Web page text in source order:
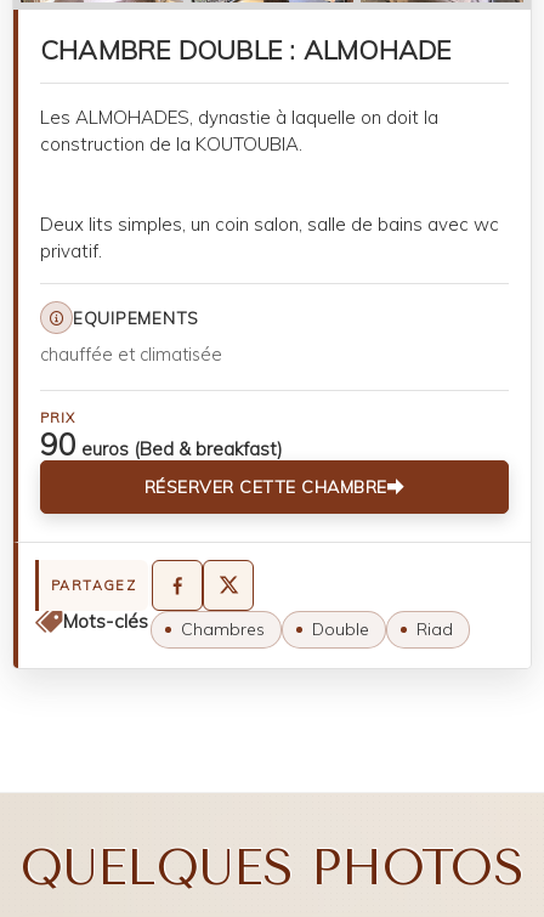
CHAMBRE DOUBLE : ALMOHADE
Les ALMOHADES, dynastie à laquelle on doit la
construction de la KOUTOUBIA.
Deux lits simples, un coin salon, salle de bains avec wc
privatif.
EQUIPEMENTS
chauffée et climatisée
PRIX
90 euros (Bed & breakfast)
RÉSERVER CETTE CHAMBRE
PARTAGEZ
Mots-clés Chambres Double Riad
QUELQUES PHOTOS